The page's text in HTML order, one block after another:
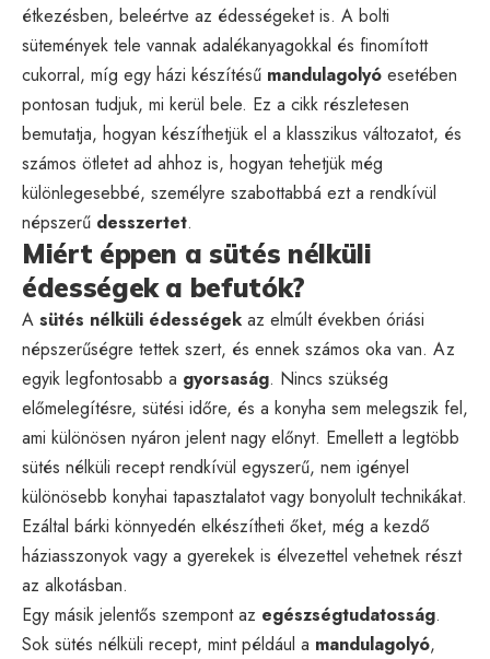
étkezésben, beleértve az édességeket is. A bolti
sütemények tele vannak adalékanyagokkal és finomított
cukorral, míg egy házi készítésű mandulagolyó esetében
pontosan tudjuk, mi kerül bele. Ez a cikk részletesen
bemutatja, hogyan készíthetjük el a klasszikus változatot, és
számos ötletet ad ahhoz is, hogyan tehetjük még
különlegesebbé, személyre szabottabbá ezt a rendkívül
népszerű desszertet.
Miért éppen a sütés nélküli
édességek a befutók?
A sütés nélküli édességek az elmúlt években óriási
népszerűségre tettek szert, és ennek számos oka van. Az
egyik legfontosabb a gyorsaság. Nincs szükség
előmelegítésre, sütési időre, és a konyha sem melegszik fel,
ami különösen nyáron jelent nagy előnyt. Emellett a legtöbb
sütés nélküli recept rendkívül egyszerű, nem igényel
különösebb konyhai tapasztalatot vagy bonyolult technikákat.
Ezáltal bárki könnyedén elkészítheti őket, még a kezdő
háziasszonyok vagy a gyerekek is élvezettel vehetnek részt
az alkotásban.
Egy másik jelentős szempont az egészségtudatosság.
Sok sütés nélküli recept, mint például a mandulagolyó,